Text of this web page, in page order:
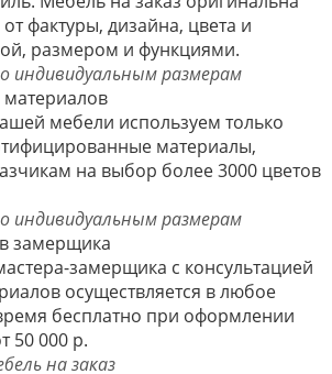
фактуры, дизайна, цвета и
размером и функциями.
мебели используем только
материалы,
на выбор более 3000 цветов
замерщика
замерщика с консультацией
осуществляется в любое
бесплатно при оформлении
50 000 р.